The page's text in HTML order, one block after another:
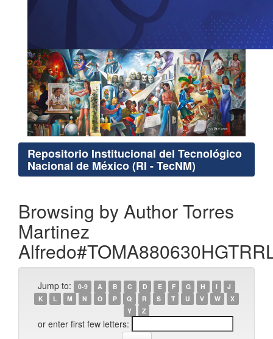
Repositorio Institucional del Tecnológico
Nacional de México (RI - TecNM)
Browsing by Author Torres
Martinez
Jump to: 0-9 A B C D E F G H I
J
K
L M N O P Q R S T U V W
X
Y
Z
or enter first few letters: